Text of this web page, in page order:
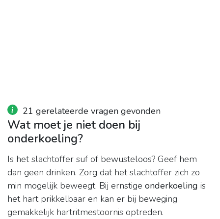
21 gerelateerde vragen gevonden
Wat moet je niet doen bij
onderkoeling?
Is het slachtoffer suf of bewusteloos? Geef hem
dan geen drinken. Zorg dat het slachtoffer zich zo
min mogelijk beweegt. Bij ernstige onderkoeling is
het hart prikkelbaar en kan er bij beweging
gemakkelijk hartritmestoornis optreden.